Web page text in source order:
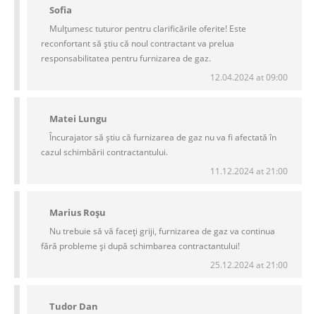
Sofia
Mulțumesc tuturor pentru clarificările oferite! Este
reconfortant să știu că noul contractant va prelua
responsabilitatea pentru furnizarea de gaz.
12.04.2024 at 09:00
Matei Lungu
Încurajator să știu că furnizarea de gaz nu va fi afectată în
cazul schimbării contractantului.
11.12.2024 at 21:00
Marius Roșu
Nu trebuie să vă faceți griji, furnizarea de gaz va continua
fără probleme și după schimbarea contractantului!
25.12.2024 at 21:00
Tudor Dan